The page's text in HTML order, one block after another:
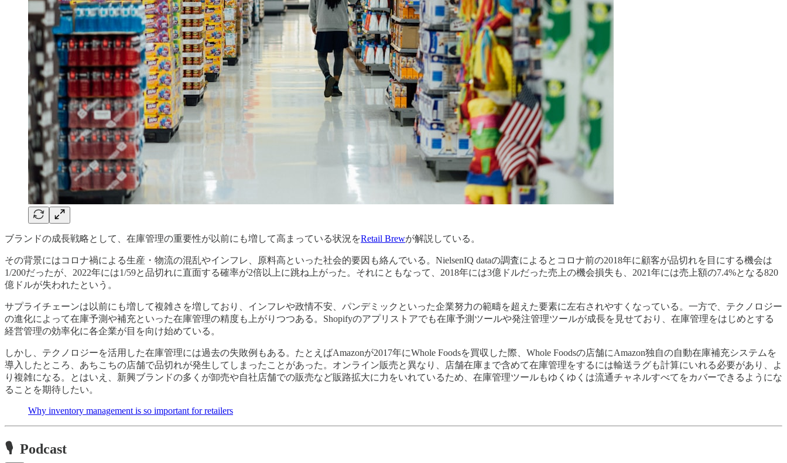
ブランドの成長戦略として、在庫管理の重要性が以前にも増して高まっている状況をRetail Brewが解説している。
その背景にはコロナ禍による生産・物流の混乱やインフレ、原料高といった社会的要因も絡んでいる。NielsenIQ dataの調査によるとコロナ前の2018年に顧客が品切れを目にする機会は
1/200だったが、2022年には1/59と品切れに直面する確率が2倍以上に跳ね上がった。それにともなって、2018年には3億ドルだった売上の機会損失も、2021年には売上額の7.4%となる820
億ドルが失われたという。
サプライチェーンは以前にも増して複雑さを増しており、インフレや政情不安、パンデミックといった企業努力の範疇を超えた要素に左右されやすくなっている。一方で、テクノロジー
の進化によって在庫予測や補充といった在庫管理の精度も上がりつつある。Shopifyのアプリストアでも在庫予測ツールや発注管理ツールが成長を見せており、在庫管理をはじめとする
経営管理の効率化に各企業が目を向け始めている。
しかし、テクノロジーを活用した在庫管理には過去の失敗例もある。たとえばAmazonが2017年にWhole Foodsを買収した際、Whole Foodsの店舗にAmazon独自の自動在庫補充システムを
導入したところ、あちこちの店舗で品切れが発生してしまったことがあった。オンライン販売と異なり、店舗在庫まで含めて在庫管理をするには輸送ラグも計算にいれる必要があり、よ
り複雑になる。とはいえ、新興ブランドの多くが卸売や自社店舗での販売など販路拡大に力をいれているため、在庫管理ツールもゆくゆくは流通チャネルすべてをカバーできるようにな
ることを期待したい。
Why inventory management is so important for retailers
🎙 Podcast